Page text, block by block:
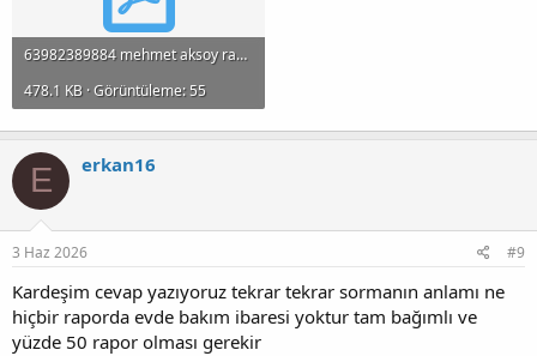
63982389884 mehmet aksoy raporu.pdf
478.1 KB · Görüntüleme: 55
E erkan16
3 Haz 2026 #9
Kardeşim cevap yazıyoruz tekrar tekrar sormanın anlamı ne
hiçbir raporda evde bakım ibaresi yoktur tam bağımlı ve
yüzde 50 rapor olması gerekir